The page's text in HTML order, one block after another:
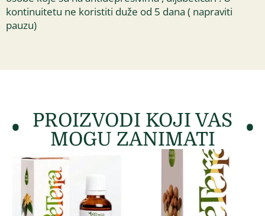
kontinuitetu ne koristiti duže od 5 dana ( napraviti
pauzu)
PROIZVODI KOJI VAS
MOGU ZANIMATI